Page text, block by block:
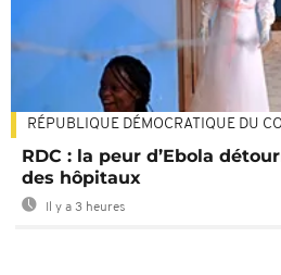
RÉPUBLIQUE DÉMOCRATIQUE DU
RDC : la peur d’Ebola
des hôpitaux
Il y a 3 heures